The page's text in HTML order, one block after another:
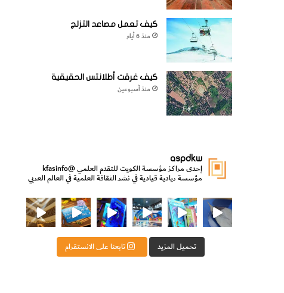
كيف تعمل مصاعد التزلج
منذ 6 أيام
كيف غرقت أطلانتس الحقيقية
منذ أسبوعين
aspdkw
إحدى مراكز مؤسسة الكويت للتقدم العلمي@kfasinfo
مؤسسة ريادية قيادية في نشر الثقافة العلمية في العالم العربي
ووزير الدولة لشؤون الش
من الأعماق نكتشف ومن الكتب نتعلّم⁨ رجعنا! ما كنّا بعيد! مجهزين لكم كل جديد!⁩
تحميل المزيد تابعنا على الانستقرام